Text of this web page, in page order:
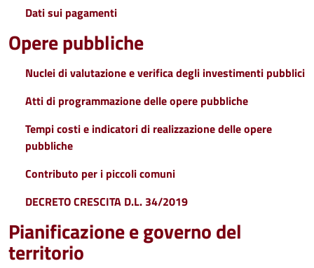
Dati sui pagamenti
Opere pubbliche
Nuclei di valutazione e verifica degli investimenti pubblici
Atti di programmazione delle opere pubbliche
Tempi costi e indicatori di realizzazione delle opere
pubbliche
Contributo per i piccoli comuni
DECRETO CRESCITA D.L. 34/2019
Pianificazione e governo del
territorio